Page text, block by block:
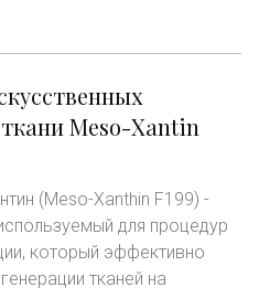
Meso-Xantin
(Meso-Xanthin F199) -
для процедур
который эффективно
тканей на